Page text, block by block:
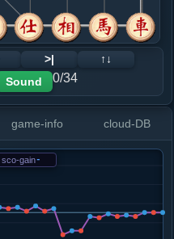
马八进九
砲２进５
马八进九
>|
↑↓
Sound 0/34
game-info cloud-DB
sco-gain-